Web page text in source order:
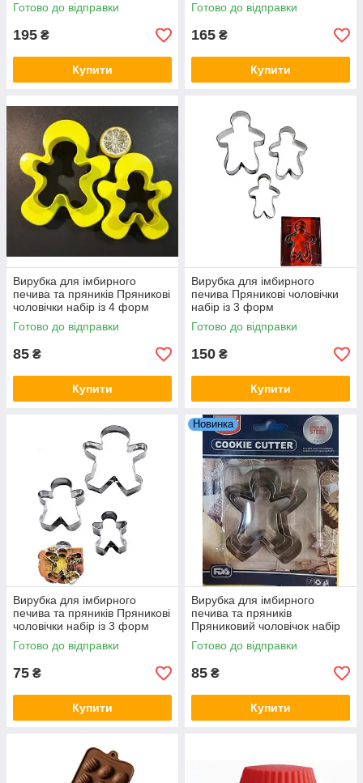
Готово до відправки
195 ₴
Купити
Готово до відправки
165 ₴
Купити
Вирубка для імбирного
печива та пряників Пряникові
чоловічки набір із 4 форм
Готово до відправки
85 ₴
Купити
Вирубка для імбирного
печива Пряникові чоловічки
набір із 3 форм
Готово до відправки
150 ₴
Купити
Вирубка для імбирного
печива та пряників Пряникові
чоловічки набір із 3 форм
Готово до відправки
75 ₴
Купити
Новинка
Вирубка для імбирного
печива та пряників
Пряниковий чоловічок набір
із 3 форм
Готово до відправки
85 ₴
Купити